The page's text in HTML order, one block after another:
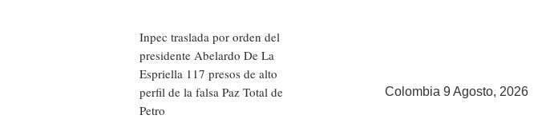
Inpec traslada por orden del
presidente Abelardo De La
Espriella 117 presos de alto
perfil de la falsa Paz Total de
Petro
Colombia 9 Agosto, 2026